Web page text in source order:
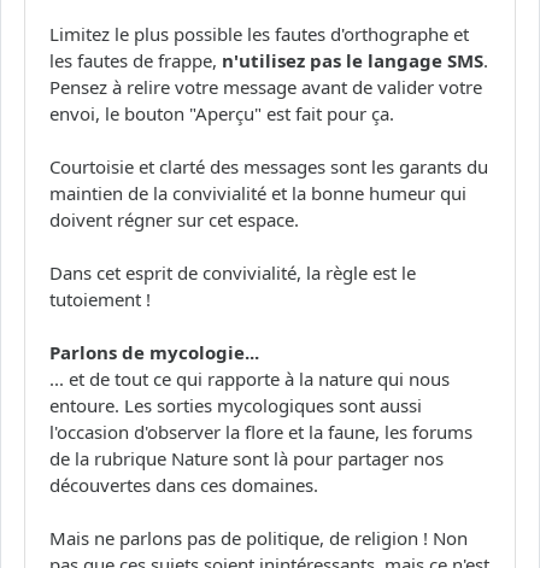
Limitez le plus possible les fautes d'orthographe et
les fautes de frappe, n'utilisez pas le langage SMS.
Pensez à relire votre message avant de valider votre
envoi, le bouton "Aperçu" est fait pour ça.
Courtoisie et clarté des messages sont les garants du
maintien de la convivialité et la bonne humeur qui
doivent régner sur cet espace.
Dans cet esprit de convivialité, la règle est le
tutoiement !
Parlons de mycologie...
... et de tout ce qui rapporte à la nature qui nous
entoure. Les sorties mycologiques sont aussi
l'occasion d'observer la flore et la faune, les forums
de la rubrique Nature sont là pour partager nos
découvertes dans ces domaines.
Mais ne parlons pas de politique, de religion ! Non